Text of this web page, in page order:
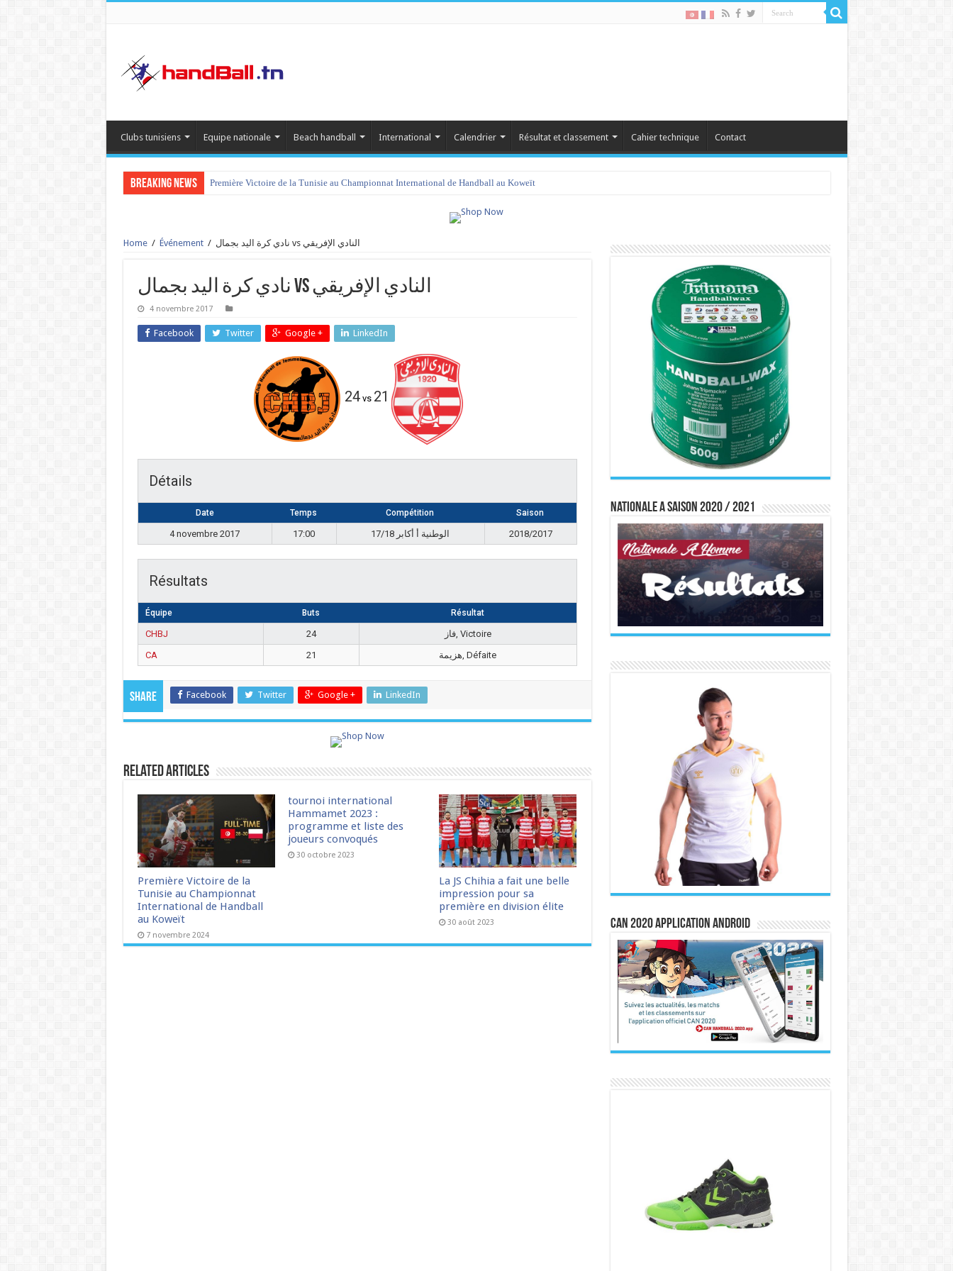
Clubs tunisiens Equipe nationale Beach handball International Calendrier Résultat et classement Cahier technique Contact
Breaking News Première Victoire de la Tunisie au Championnat International de Handball au Koweït
Home / Événement / نادي كرة اليد بجمال vs النادي الإفريقي
نادي كرة اليد بجمال vs النادي الإفريقي
4 novembre 2017
Facebook Twitter Google + LinkedIn
24vs 21
Détails
Date Temps Compétition Saison
4 novembre 2017 17:00 الوطنية أ أكابر 17/18 2018/2017
Résultats
Équipe Buts Résultat
CHBJ 24
فاز, Victoire
CA
21 هزيمة, Défaite
Share Facebook Twitter Google + LinkedIn
Related Articles
Première Victoire de la
Tunisie au Championnat
International de Handball
au Koweït
7 novembre 2024
tournoi international
Hammamet 2023 :
programme et liste des
joueurs convoqués
30 octobre 2023
La JS Chihia a fait une belle
impression pour sa
première en division élite
30 août 2023
Nationale A saison 2020 / 2021
CAN 2020 Application Android